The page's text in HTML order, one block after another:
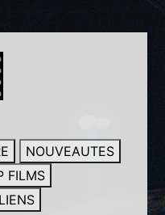
NOUVEAUTES
FILMS
LIENS